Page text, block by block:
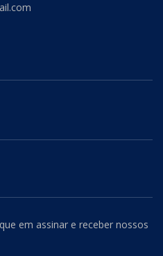
em assinar e receber nossos